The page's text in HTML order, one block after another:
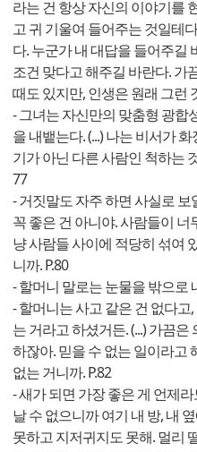
라는 건 항상 자신의 이야기를
고 귀 기울여 들어주는 것일테
다. 누군가 내 대답을 들어주길
조건 맞다고 해주길 바란다. 가
때도 있지만, 인생은 원래 그런
- 그녀는 자신만의 맞춤형 광합
을 내뱉는다. (...) 나는 비서가
기가 아닌 다른 사람인 척하는
77
- 거짓말도 자주 하면 사실로 보
꼭 좋은 건 아니야. 사람들이
냥 사람들 사이에 적당히 섞여
니까. P.80
- 할머니 말로는 눈물을 밖으로
- 할머니는 사고 같은 건 없다
는 거라고 하셨거든. (...) 가끔
하잖아. 믿을 수 없는 일이라고
없는 거니까. P.82
- 새가 되면 가장 좋은 게 언제
날 수 없으니까 여기 내 방, 내
못하고 지저귀지도 못해. 멀리